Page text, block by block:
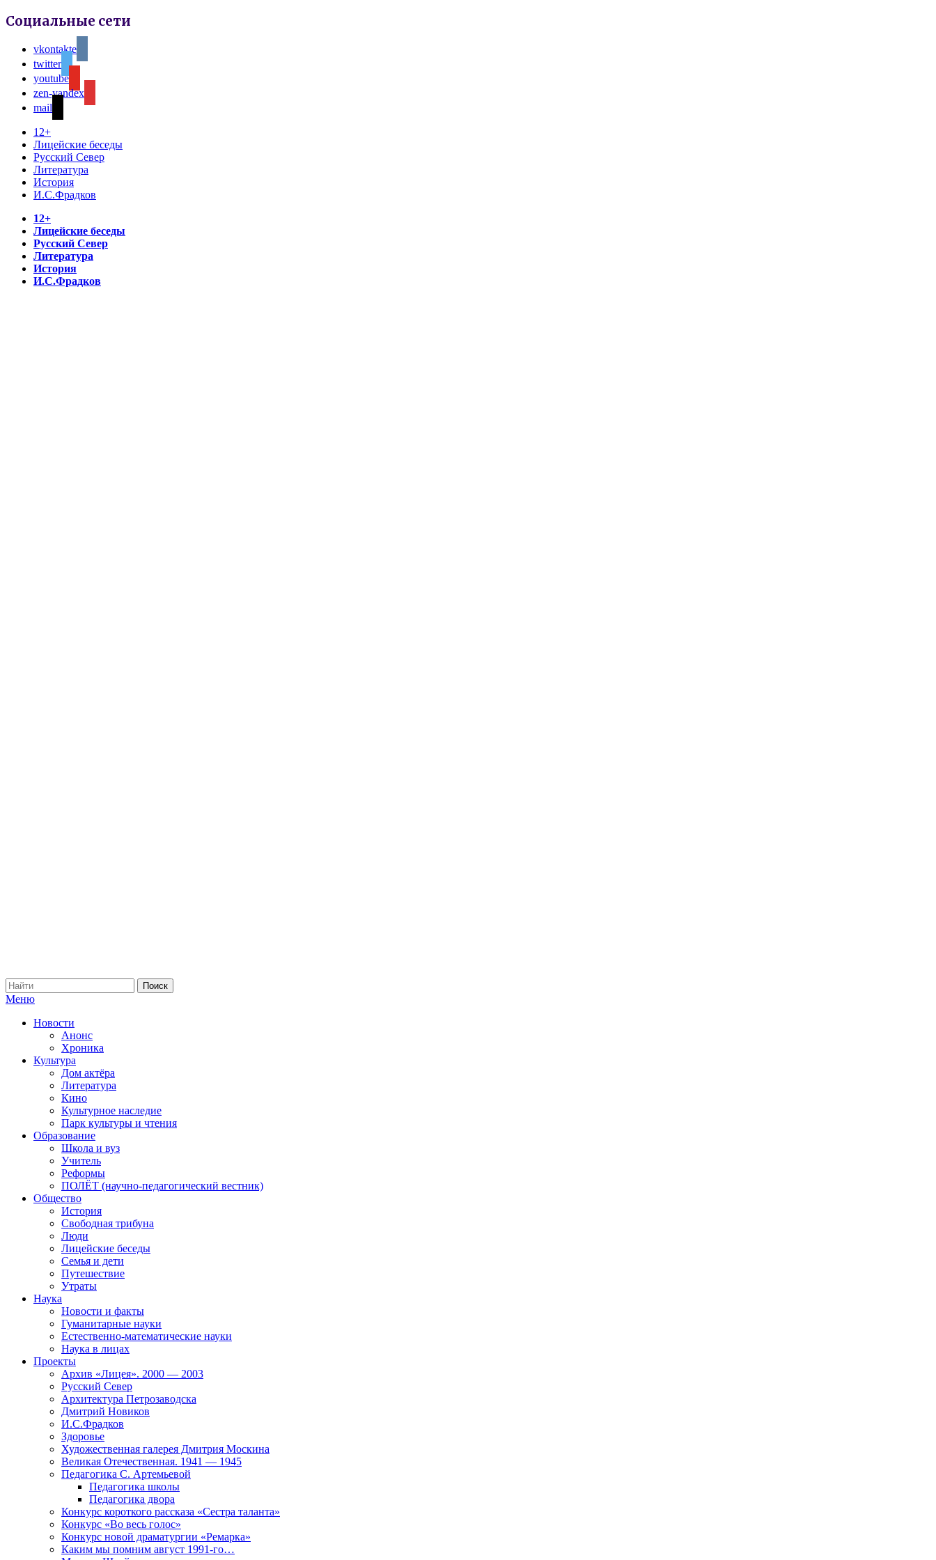
Социальные сети
vkontakte
twitter
youtube
zen-yandex
mail
12+
Лицейские беседы
Русский Север
Литература
История
И.С.Фрадков
12+
Лицейские беседы
Русский Север
Литература
История
И.С.Фрадков
Меню
Новости
Анонс
Хроника
Культура
Дом актёра
Литература
Кино
Культурное наследие
Парк культуры и чтения
Образование
Школа и вуз
Учитель
Реформы
ПОЛЁТ (научно-педагогический вестник)
Общество
История
Свободная трибуна
Люди
Лицейские беседы
Семья и дети
Путешествие
Утраты
Наука
Новости и факты
Гуманитарные науки
Естественно-математические науки
Наука в лицах
Проекты
Архив «Лицея». 2000 — 2003
Русский Север
Архитектура Петрозаводска
Дмитрий Новиков
И.С.Фрадков
Здоровье
Художественная галерея Дмитрия Москина
Великая Отечественная. 1941 — 1945
Педагогика С. Артемьевой
Педагогика школы
Педагогика двора
Конкурс короткого рассказа «Сестра таланта»
Конкурс «Во весь голос»
Конкурс новой драматургии «Ремарка»
Каким мы помним август 1991-го…